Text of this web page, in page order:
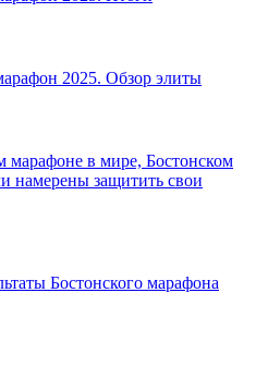
2025. Обзор элиты
марафоне в мире, Бостонском
намерены защитить свои
Бостонского марафона